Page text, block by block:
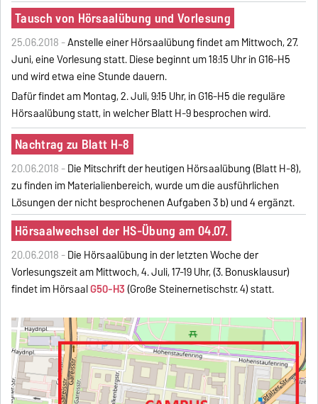
Tausch von Hörsaalübung und Vorlesung
25.06.2018 -Anstelle einer Hörsaalübung findet am Mittwoch, 27.
Juni, eine Vorlesung statt. Diese beginnt um 18:15 Uhr in G16-H5
und wird etwa eine Stunde dauern.
Dafür findet am Montag, 2. Juli, 9:15 Uhr, in G16-H5 die reguläre
Hörsaalübung statt, in welcher Blatt H-9 besprochen wird.
Nachtrag zu Blatt H-8
20.06.2018 -Die Mitschrift der heutigen Hörsaalübung (Blatt H-8),
zu finden im Materialienbereich, wurde um die ausführlichen
Lösungen der nicht besprochenen Aufgaben 3 b) und 4 ergänzt.
Hörsaalwechsel der HS-Übung am 04.07.
20.06.2018 -Die Hörsaalübung in der letzten Woche der
Vorlesungszeit am Mittwoch, 4. Juli, 17-19 Uhr, (3. Bonusklausur)
findet im HörsaalG50-H3(Große Steinernetischstr. 4) statt.